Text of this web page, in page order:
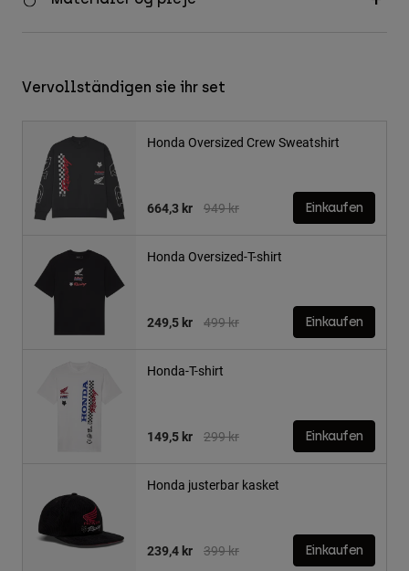
Vervollständigen sie ihr set
Honda Oversized Crew Sweatshirt
Price reduced from
949 krto
664,3 kr Einkaufen
Honda Oversized-T-shirt
Price reduced from
499 krto
249,5 kr Einkaufen
Honda-T-shirt
Price reduced from
299 krto
149,5 kr Einkaufen
Honda justerbar kasket
Price reduced from
399 krto
239,4 kr Einkaufen